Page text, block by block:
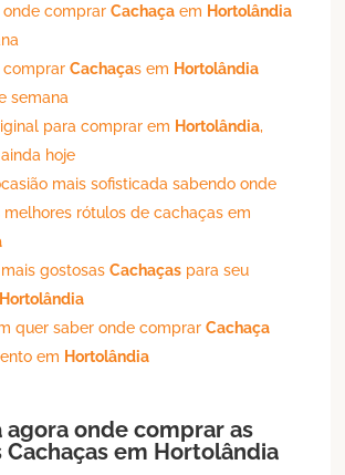
onde comprarCachaça em Hortolândia
comprarCachaças em Hortolândia
semana
para comprar em Hortolândia,
hoje
mais sofisticada sabendo onde
rótulos de cachaças em
gostosasCachaças para seu
Hortolândia
quer saber onde comprarCachaça
em Hortolândia
agora onde comprar as
Cachaças em Hortolândia